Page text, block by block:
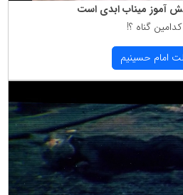
آموز میناب ابدی است
گناه ؟!
امام حسینیم